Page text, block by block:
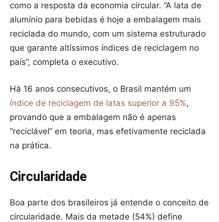
como a resposta da economia circular. “A lata de
alumínio para bebidas é hoje a embalagem mais
reciclada do mundo, com um sistema estruturado
que garante altíssimos índices de reciclagem no
país”, completa o executivo.
Há 16 anos consecutivos, o Brasil mantém um
índice de reciclagem de latas superior a 95%,
provando que a embalagem não é apenas
“reciclável” em teoria, mas efetivamente reciclada
na prática.
Circularidade
Boa parte dos brasileiros já entende o conceito de
circularidade. Mais da metade (54%) define